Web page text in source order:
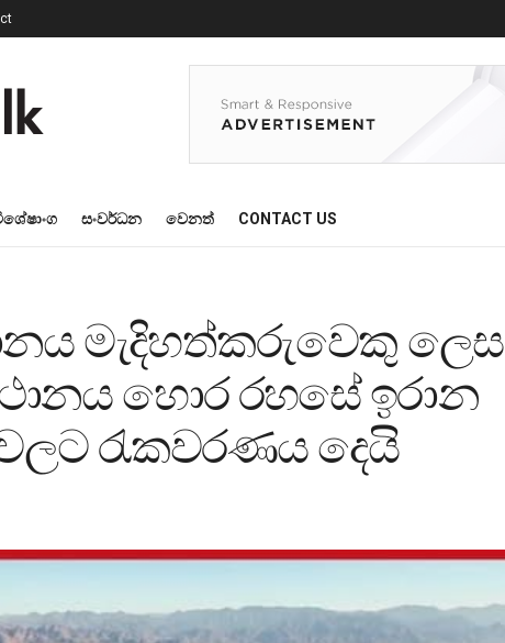
සංවර්ධන වෙනත් CONTACT US
මැදිහත්කරුවෙකු ලෙස
හොර රහසේ ඉරාන
රැකවරණය දෙයි